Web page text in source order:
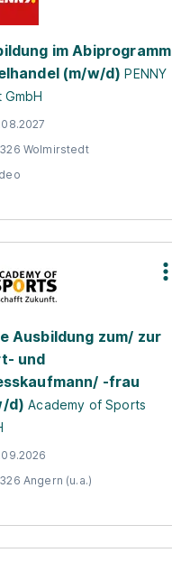
im Abiprogramm
(m/w/d) PENNY
GmbH
Wolmirstedt
Ausbildung zum/ zur
und
-frau
d) Academy of Sports
Angern (u.a.)